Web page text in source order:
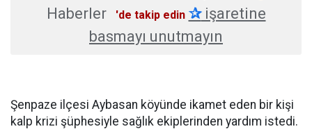
Haberler
'de takip edin ✰işaretine
basmayı unutmayın
Şenpaze ilçesi Aybasan köyünde ikamet eden bir kişi
kalp krizi şüphesiyle sağlık ekiplerinden yardım istedi.